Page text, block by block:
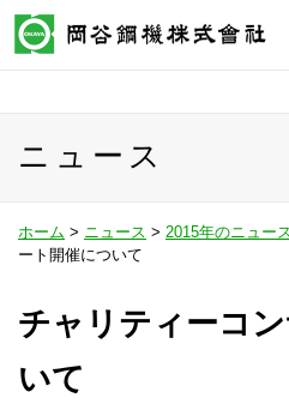
ニュース
ホーム > ニュース > 2015年のニュー
ート開催について
チャリティーコ
いて